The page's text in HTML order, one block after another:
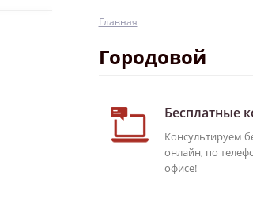
Главная
Городовой
Бесплатные
Консультируем
онлайн, по
офисе!